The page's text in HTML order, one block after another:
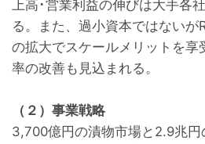
上高･営業利益の伸びは大手各
る。また、過小資本ではないが
の拡大でスケールメリットを享
率の改善も見込まれる。
（２）事業戦略
3,700億円の漬物市場と2.9兆